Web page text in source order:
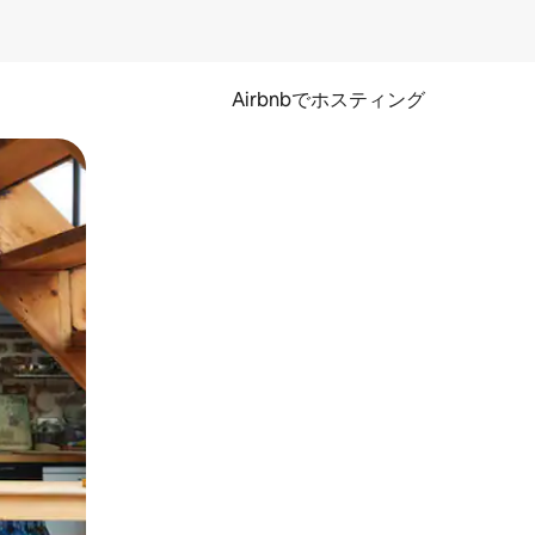
Airbnbでホスティング
できます。